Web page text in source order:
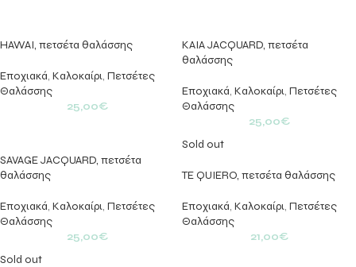
HAWAI, πετσέτα θαλάσσης
Εποχιακά, Kαλοκαίρι, Πετσέτες
Θαλάσσης
25,00€
KAIA JACQUARD, πετσέτα
θαλάσσης
Εποχιακά, Kαλοκαίρι, Πετσέτες
Θαλάσσης
25,00€
SAVAGE JACQUARD, πετσέτα
θαλάσσης
Εποχιακά, Kαλοκαίρι, Πετσέτες
Θαλάσσης
25,00€
Sold out
TE QUIERO, πετσέτα θαλάσσης
Εποχιακά, Kαλοκαίρι, Πετσέτες
Θαλάσσης
21,00€
Sold out